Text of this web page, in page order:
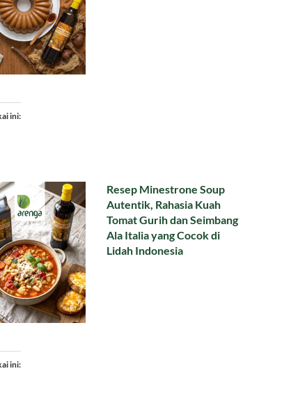
ini:
Resep Minestrone Soup
Autentik, Rahasia Kuah
Tomat Gurih dan Seimbang
Ala Italia yang Cocok di
Lidah Indonesia
ini: